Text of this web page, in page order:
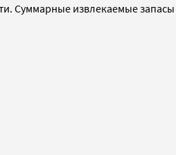
Суммарные извлекаемые запасы